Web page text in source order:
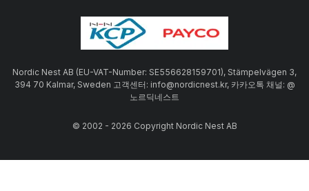
Nordic Nest AB (EU-VAT-Number: SE556628159701), Stämpelvägen 3,
394 70 Kalmar, Sweden 고객센터: info@nordicnest.kr, 카카오톡 채널: @
노르딕네스트
© 2002 - 2026 Copyright Nordic Nest AB